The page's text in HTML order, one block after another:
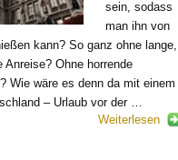
sein, sodass
man ihn von
kann? So ganz ohne lange,
Anreise? Ohne horrende
Wie wäre es denn da mit einem
– Urlaub vor der …
Weiterlesen